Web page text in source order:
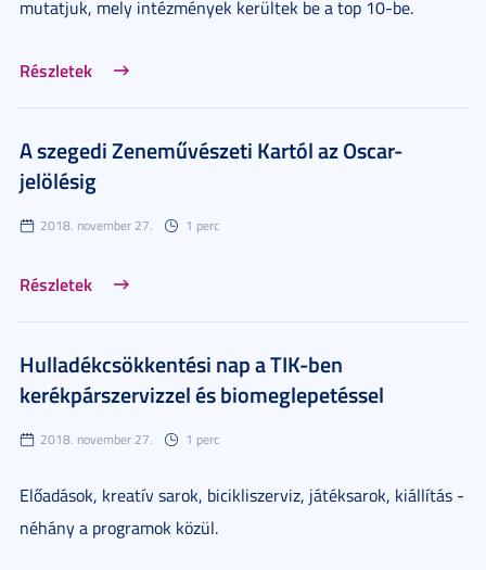
mutatjuk, mely intézmények kerültek be a top 10-be.
Részletek
A szegedi Zeneművészeti Kartól az Oscar-
jelölésig
2018. november 27. 1 perc
Részletek
Hulladékcsökkentési nap a TIK-ben
kerékpárszervizzel és biomeglepetéssel
2018. november 27. 1 perc
Előadások, kreatív sarok, bicikliszerviz, játéksarok, kiállítás -
néhány a programok közül.